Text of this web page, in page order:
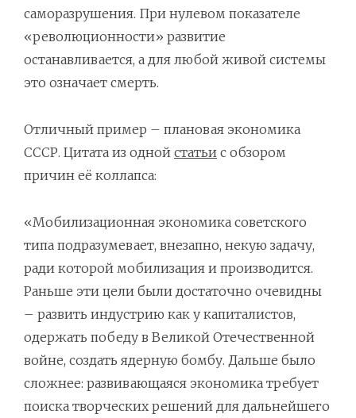
саморазрушения. При нулевом показателе
«революционности» развитие
останавливается, а для любой живой системы
это означает смерть.
Отличный пример – плановая экономика
СССР. Цитата из одной статьи с обзором
причин её коллапса:
«Мобилизационная экономика советского
типа подразумевает, внезапно, некую задачу,
ради которой мобилизация и производится.
Раньше эти цели были достаточно очевидны
– развить индустрию как у капиталистов,
одержать победу в Великой Отечественной
войне, создать ядерную бомбу. Дальше было
сложнее: развивающаяся экономика требует
поиска творческих решений для дальнейшего